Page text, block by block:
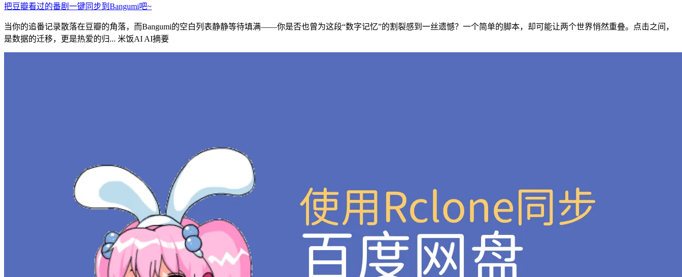
把豆瓣看过的番剧一键同步到Bangumi吧~
当你的追番记录散落在豆瓣的角落，而Bangumi的空白列表静静等待填满——你是否也曾为这段“数字记忆”的割裂感到一丝遗憾？一个简单的脚本，却可能让两个世界悄然重叠。点击之间，
是数据的迁移，更是热爱的归... 米饭AI AI摘要